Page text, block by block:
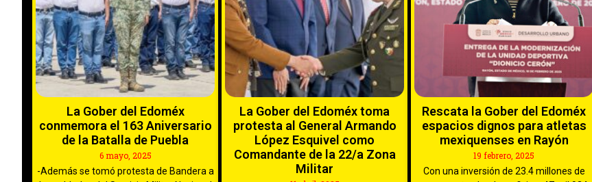
La Gober del Edoméx
conmemora el 163 Aniversario
de la Batalla de Puebla
6 mayo, 2025
-Además se tomó protesta de Bandera a
La Gober del Edoméx toma
protesta al General Armando
López Esquivel como
Comandante de la 22/a Zona
Militar
Rescata la Gober del Edoméx
espacios dignos para atletas
mexiquenses en Rayón
19 febrero, 2025
Con una inversión de 23.4 millones de